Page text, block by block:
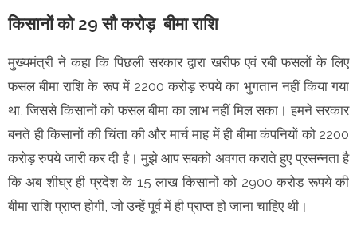
किसानों को 29 सौ करोड़ बीमा राशि
मुख्यमंत्री ने कहा कि पिछली सरकार द्वारा खरीफ एवं रबी फसलों के लिए
फसल बीमा राशि के रूप में 2200 करोड़ रुपये का भुगतान नहीं किया गया
था, जिससे किसानों को फसल बीमा का लाभ नहीं मिल सका। हमने सरकार
बनते ही किसानों की चिंता की और मार्च माह में ही बीमा कंपनियों को 2200
करोड़ रुपये जारी कर दी है। मुझे आप सबको अवगत कराते हुए प्रसन्नता है
कि अब शीघ्र ही प्रदेश के 15 लाख किसानों को 2900 करोड़ रूपये की
बीमा राशि प्राप्त होगी, जो उन्हें पूर्व में ही प्राप्त हो जाना चाहिए थी।